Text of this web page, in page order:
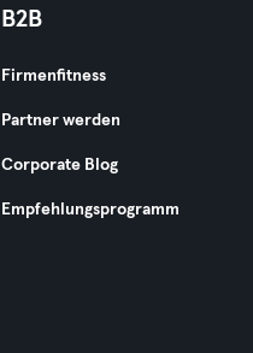
B2B
Firmenfitness
Partner werden
Corporate Blog
Empfehlungsprogramm